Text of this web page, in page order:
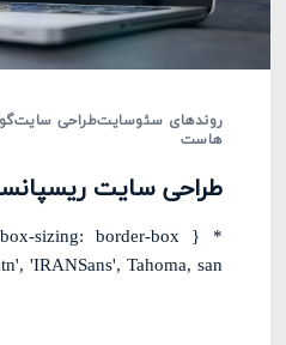
روندهای سئوسایتطراحی سایت
هاست
طراحی سایت
'IRANSans', Tahoma, san...